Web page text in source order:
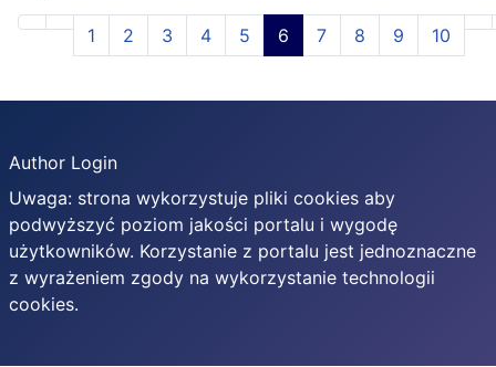
1 2 3 4 5 6 7 8 9 10
Author Login
Uwaga: strona wykorzystuje pliki cookies aby
podwyższyć poziom jakości portalu i wygodę
użytkowników. Korzystanie z portalu jest jednoznaczne
z wyrażeniem zgody na wykorzystanie technologii
cookies.